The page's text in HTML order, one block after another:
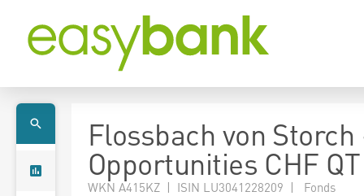
Flossbach von
Opportunities CHF QT
WKN A415KZ | ISIN LU3041228209 | Fonds